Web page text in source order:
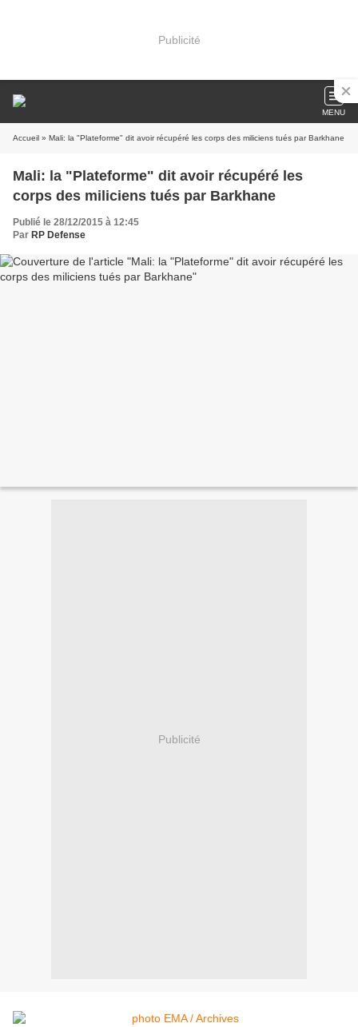
Publicité
MENU
Accueil » Mali: la "Plateforme" dit avoir récupéré les corps des miliciens tués par Barkhane
Mali: la "Plateforme" dit avoir récupéré les
corps des miliciens tués par Barkhane
Publié le 28/12/2015 à 12:45
Par RP Defense
Publicité